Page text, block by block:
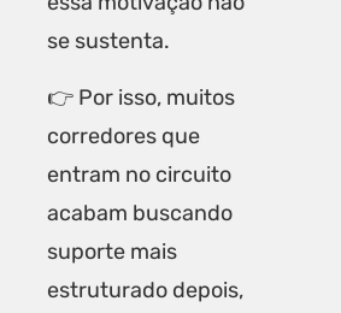
se sustenta.
👉 Por isso, muitos
corredores que
entram no circuito
acabam buscando
suporte mais
estruturado depois,